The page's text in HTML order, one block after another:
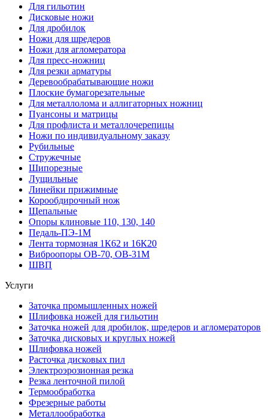
Для гильотин
Дисковые ножи
Для дробилок
Ножи для шредеров
Ножи для агломератора
Для пресс-ножниц
Для резки арматуры
Деревообрабатывающие ножи
Плоские бумагорезательные
Для металлолома и аллигаторных ножниц
Пуансоны и матрицы
Для профлиста и металлочерепицы
Ножи по индивидуальному заказу
Рубильные
Стружечные
Шипорезные
Лущильные
Линейки прижимные
Корообдирочный нож
Щепальные
Опоры клиновые 110, 130, 140
Педаль-ПЭ-1М
Лента тормозная 1К62 и 16К20
Виброопоры OB-70, OB-31M
ШВП
Услуги
Заточка промышленных ножей
Шлифовка ножей для гильотин
Заточка ножей для дробилок, шредеров и агломераторов
Заточка дисковых и круглых ножей
Шлифовка ножей
Расточка дисковых пил
Электроэрозионная резка
Резка ленточной пилой
Термообработка
Фрезерные работы
Металлообработка